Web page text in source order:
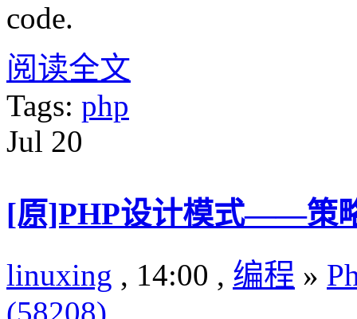
code.
阅读全文
Tags: php
Jul 20
[原]PHP设计模式——策
linuxing , 14:00 , 编程 »